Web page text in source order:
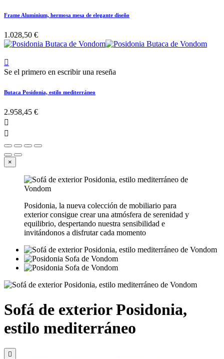
Frame Aluminium, hermosa mesa de elegante diseño
1.028,50 €

Se el primero en escribir una reseña
Butaca Posidonia, estilo mediterráneo
2.958,45 €


×
Posidonia, la nueva colección de mobiliario para
exterior consigue crear una atmósfera de serenidad y
equilibrio, despertando nuestra sensibilidad e
invitándonos a disfrutar cada momento
Sofá de exterior Posidonia,
estilo mediterráneo
